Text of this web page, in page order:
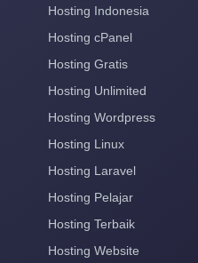
Hosting Indonesia
Hosting cPanel
Hosting Gratis
Hosting Unlimited
Hosting Wordpress
Hosting Linux
Hosting Laravel
Hosting Pelajar
Hosting Terbaik
Hosting Website